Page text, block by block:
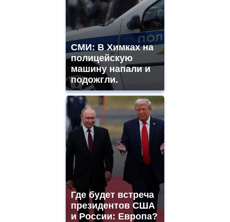
СМИ: В Химках на
полицейскую
машину напали и
подожгли.
Где будет встреча
президентов США
и России: Европа?